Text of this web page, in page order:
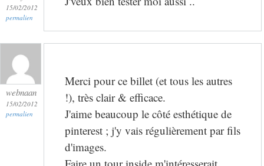
15/02/2012
permalien
webnaan
15/02/2012
permalien
Merci pour ce billet (et tous les autres
!), très clair & efficace.
J'aime beaucoup le côté esthétique de
pinterest ; j'y vais régulièrement par fils
d'images.